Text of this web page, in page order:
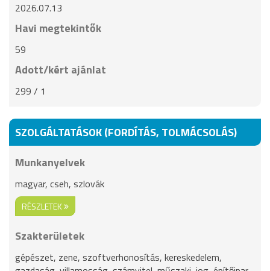
2026.07.13
Havi megtekintők
59
Adott/kért ajánlat
299 / 1
SZOLGÁLTATÁSOK (FORDÍTÁS, TOLMÁCSOLÁS)
Munkanyelvek
magyar, cseh, szlovák
RÉSZLETEK
Szakterületek
gépészet, zene, szoftverhonosítás, kereskedelem,